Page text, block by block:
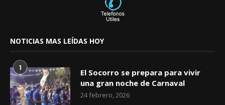
NOTICIAS MAS LEÍDAS HOY
1
El Socorro se prepara para vivir
una gran noche de Carnaval
24 febrero, 2026